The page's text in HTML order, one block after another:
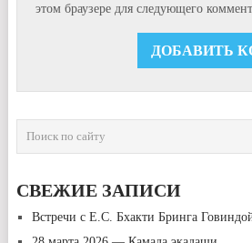
этом браузере для следующего
СВЕЖИЕ ЗАПИСИ
Встречи с Е.С. Бхакти Бринга